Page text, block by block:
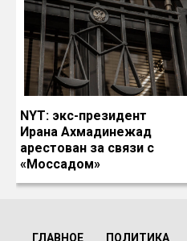
NYT: экс-президент
Ирана Ахмадинежад
арестован за связи с
«Моссадом»
ГЛАВНОЕ ПОЛИТИКА